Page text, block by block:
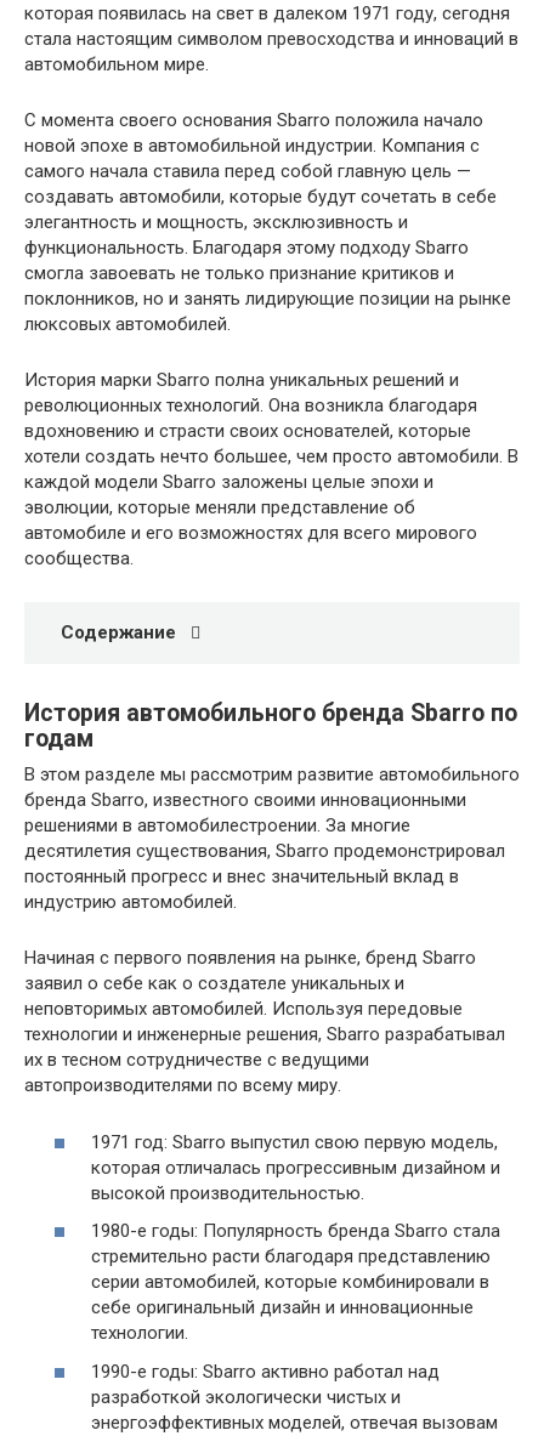
которая появилась на свет в далеком 1971 году, сегодня
стала настоящим символом превосходства и инноваций в
автомобильном мире.
С момента своего основания Sbarro положила начало
новой эпохе в автомобильной индустрии. Компания с
самого начала ставила перед собой главную цель —
создавать автомобили, которые будут сочетать в себе
элегантность и мощность, эксклюзивность и
функциональность. Благодаря этому подходу Sbarro
смогла завоевать не только признание критиков и
поклонников, но и занять лидирующие позиции на рынке
люксовых автомобилей.
История марки Sbarro полна уникальных решений и
революционных технологий. Она возникла благодаря
вдохновению и страсти своих основателей, которые
хотели создать нечто большее, чем просто автомобили. В
каждой модели Sbarro заложены целые эпохи и
эволюции, которые меняли представление об
автомобиле и его возможностях для всего мирового
сообщества.
Содержание
История автомобильного бренда Sbarro по
годам
В этом разделе мы рассмотрим развитие автомобильного
бренда Sbarro, известного своими инновационными
решениями в автомобилестроении. За многие
десятилетия существования, Sbarro продемонстрировал
постоянный прогресс и внес значительный вклад в
индустрию автомобилей.
Начиная с первого появления на рынке, бренд Sbarro
заявил о себе как о создателе уникальных и
неповторимых автомобилей. Используя передовые
технологии и инженерные решения, Sbarro разрабатывал
их в тесном сотрудничестве с ведущими
автопроизводителями по всему миру.
1971 год: Sbarro выпустил свою первую модель,
которая отличалась прогрессивным дизайном и
высокой производительностью.
1980-е годы: Популярность бренда Sbarro стала
стремительно расти благодаря представлению
серии автомобилей, которые комбинировали в
себе оригинальный дизайн и инновационные
технологии.
1990-е годы: Sbarro активно работал над
разработкой экологически чистых и
энергоэффективных моделей, отвечая вызовам